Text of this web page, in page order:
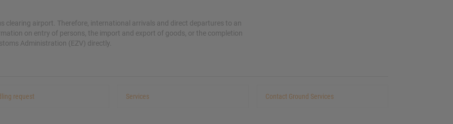
clearing airport. Therefore, international arrivals and direct departures to an
on entry of persons, the import and export of goods, or the completion
Administration (EZV) directly.
request Services Contact Ground Services